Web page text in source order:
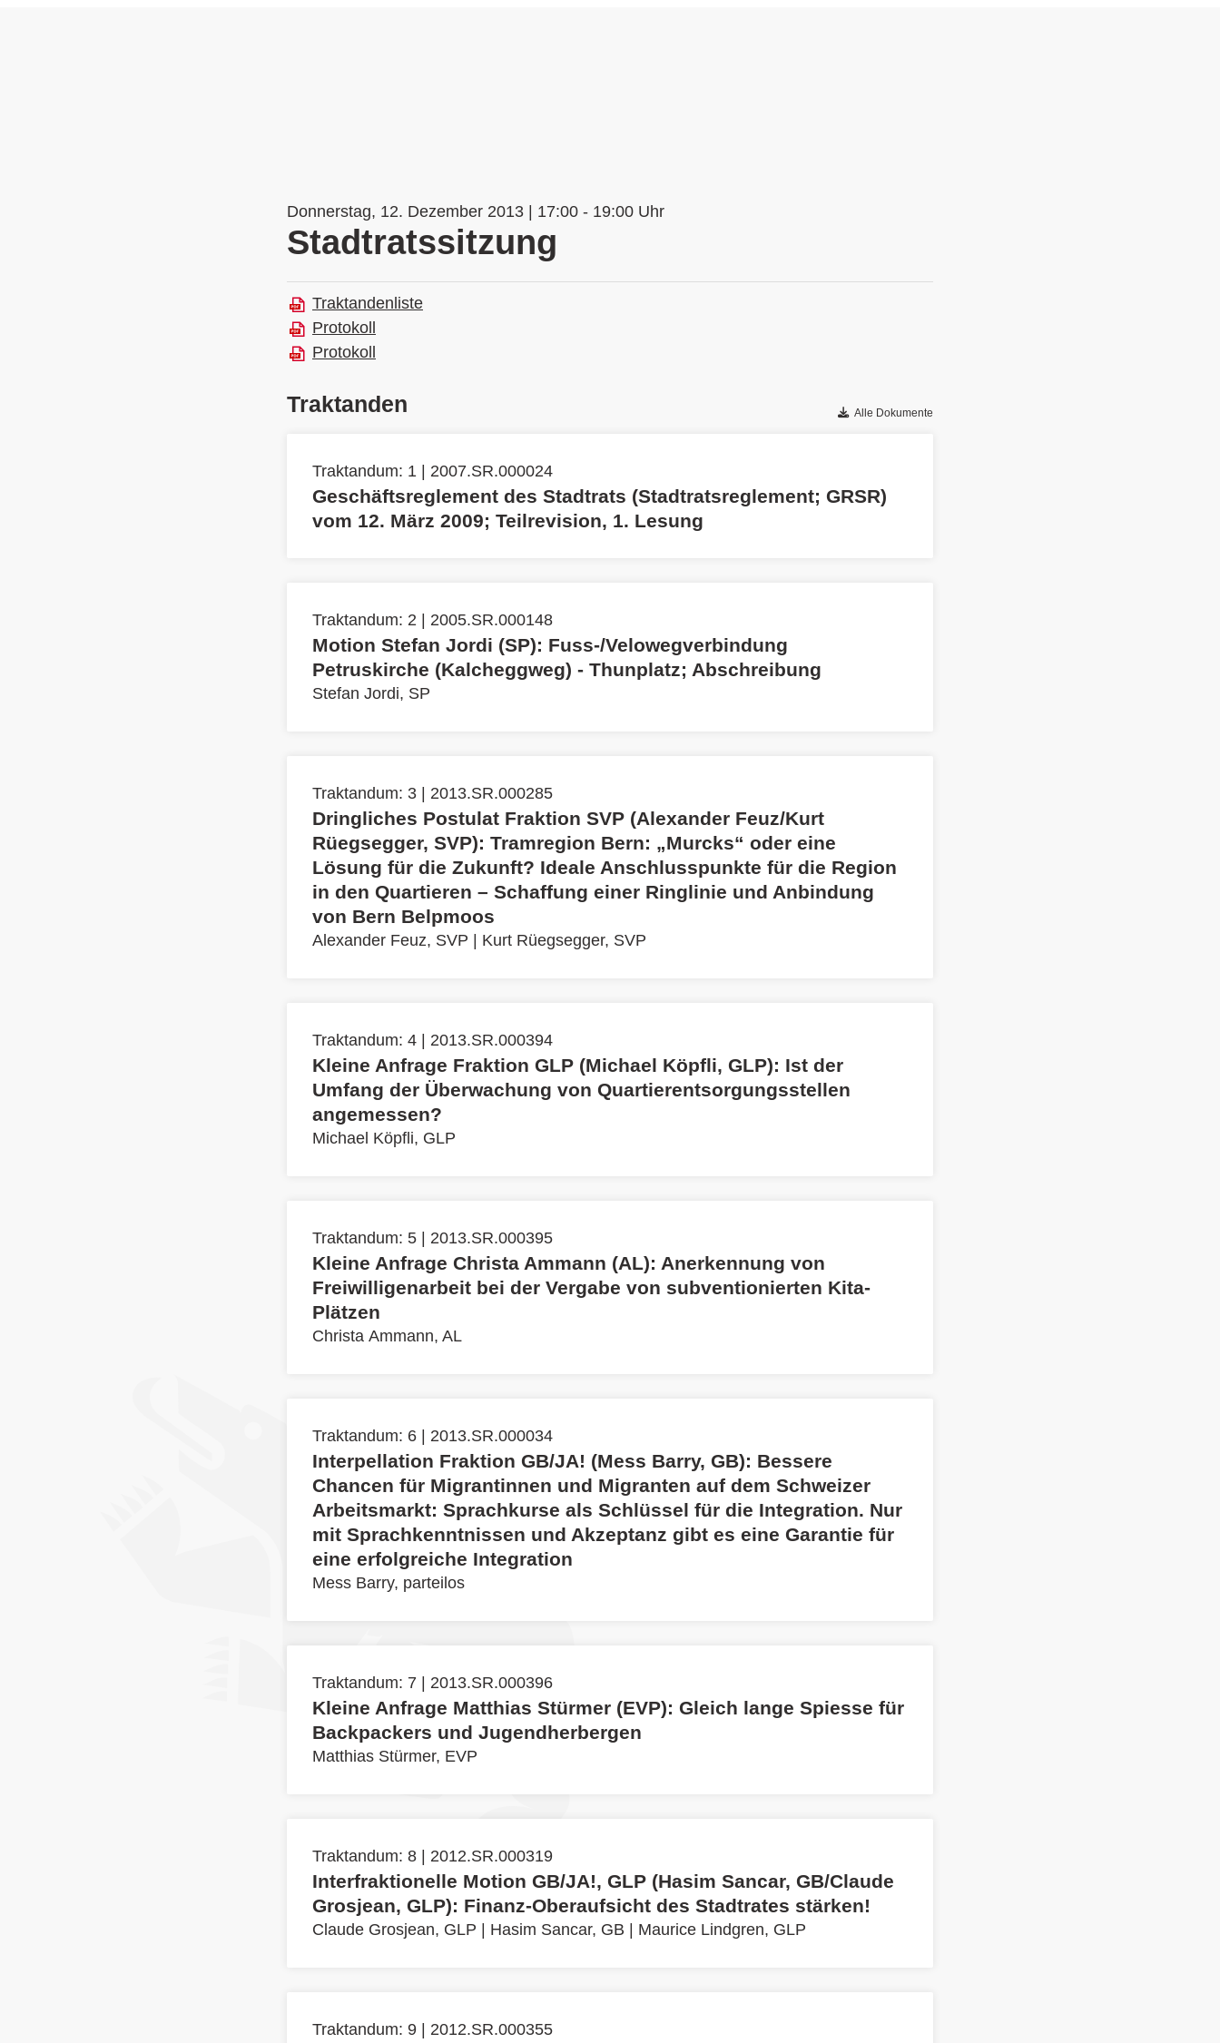
Donnerstag, 12. Dezember 2013 | 17:00 - 19:00 Uhr
Stadtratssitzung
Traktandenliste
Protokoll
Protokoll
Traktanden Alle Dokumente
Traktandum: 1 | 2007.SR.000024
Geschäftsreglement des Stadtrats (Stadtratsreglement; GRSR)
vom 12. März 2009; Teilrevision, 1. Lesung
Traktandum: 2 | 2005.SR.000148
Motion Stefan Jordi (SP): Fuss-/Velowegverbindung
Petruskirche (Kalcheggweg) - Thunplatz; Abschreibung
Stefan Jordi, SP
Traktandum: 3 | 2013.SR.000285
Dringliches Postulat Fraktion SVP (Alexander Feuz/Kurt
Rüegsegger, SVP): Tramregion Bern: „Murcks“ oder eine
Lösung für die Zukunft? Ideale Anschlusspunkte für die Region
in den Quartieren – Schaffung einer Ringlinie und Anbindung
von Bern Belpmoos
Alexander Feuz, SVP Kurt Rüegsegger, SVP
Traktandum: 4 | 2013.SR.000394
Kleine Anfrage Fraktion GLP (Michael Köpfli, GLP): Ist der
Umfang der Überwachung von Quartierentsorgungsstellen
angemessen?
Michael Köpfli, GLP
Traktandum: 5 | 2013.SR.000395
Kleine Anfrage Christa Ammann (AL): Anerkennung von
Freiwilligenarbeit bei der Vergabe von subventionierten Kita-
Plätzen
Christa Ammann, AL
Traktandum: 6 | 2013.SR.000034
Interpellation Fraktion GB/JA! (Mess Barry, GB): Bessere
Chancen für Migrantinnen und Migranten auf dem Schweizer
Arbeitsmarkt: Sprachkurse als Schlüssel für die Integration. Nur
mit Sprachkenntnissen und Akzeptanz gibt es eine Garantie für
eine erfolgreiche Integration
Mess Barry, parteilos
Traktandum: 7 | 2013.SR.000396
Kleine Anfrage Matthias Stürmer (EVP): Gleich lange Spiesse für
Backpackers und Jugendherbergen
Matthias Stürmer, EVP
Traktandum: 8 | 2012.SR.000319
Interfraktionelle Motion GB/JA!, GLP (Hasim Sancar, GB/Claude
Grosjean, GLP): Finanz-Oberaufsicht des Stadtrates stärken!
Claude Grosjean, GLP Hasim Sancar, GB Maurice Lindgren, GLP
Traktandum: 9 | 2012.SR.000355